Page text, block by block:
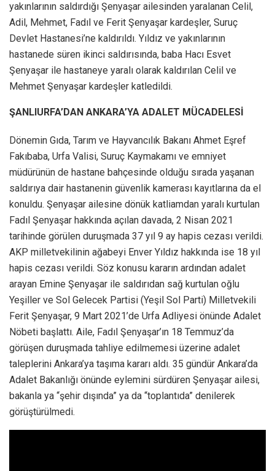
yakınlarının saldırdığı Şenyaşar ailesinden yaralanan Celil,
Adil, Mehmet, Fadıl ve Ferit Şenyaşar kardeşler, Suruç
Devlet Hastanesi’ne kaldırıldı. Yıldız ve yakınlarının
hastanede süren ikinci saldırısında, baba Hacı Esvet
Şenyaşar ile hastaneye yaralı olarak kaldırılan Celil ve
Mehmet Şenyaşar kardeşler katledildi.
ŞANLIURFA’DAN ANKARA’YA ADALET MÜCADELESİ
Dönemin Gıda, Tarım ve Hayvancılık Bakanı Ahmet Eşref
Fakıbaba, Urfa Valisi, Suruç Kaymakamı ve emniyet
müdürünün de hastane bahçesinde olduğu sırada yaşanan
saldırıya dair hastanenin güvenlik kamerası kayıtlarına da el
konuldu. Şenyaşar ailesine dönük katliamdan yaralı kurtulan
Fadıl Şenyaşar hakkında açılan davada, 2 Nisan 2021
tarihinde görülen duruşmada 37 yıl 9 ay hapis cezası verildi.
AKP milletvekilinin ağabeyi Enver Yıldız hakkında ise 18 yıl
hapis cezası verildi. Söz konusu kararın ardından adalet
arayan Emine Şenyaşar ile saldırıdan sağ kurtulan oğlu
Yeşiller ve Sol Gelecek Partisi (Yeşil Sol Parti) Milletvekili
Ferit Şenyaşar, 9 Mart 2021’de Urfa Adliyesi önünde Adalet
Nöbeti başlattı. Aile, Fadıl Şenyaşar’ın 18 Temmuz’da
görüşen duruşmada tahliye edilmemesi üzerine adalet
taleplerini Ankara’ya taşıma kararı aldı. 35 gündür Ankara’da
Adalet Bakanlığı önünde eylemini sürdüren Şenyaşar ailesi,
bakanla ya “şehir dışında” ya da “toplantıda” denilerek
görüştürülmedi.